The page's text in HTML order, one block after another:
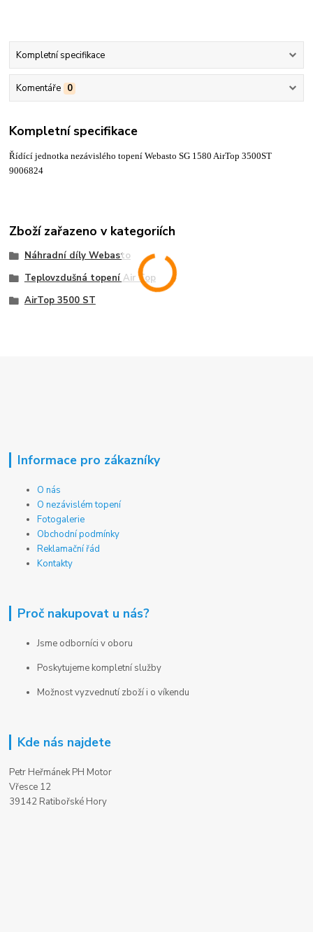
Kompletní specifikace
Komentáře 0
Kompletní specifikace
Řídící jednotka nezávislého topení Webasto SG 1580 AirTop 3500ST
9006824
Zboží zařazeno v kategoriích
Náhradní díly Webasto
Teplovzdušná topení Air Top
AirTop 3500 ST
Informace pro zákazníky
O nás
O nezávislém topení
Fotogalerie
Obchodní podmínky
Reklamační řád
Kontakty
Proč nakupovat u nás?
Jsme odborníci v oboru
Poskytujeme kompletní služby
Možnost vyzvednutí zboží i o víkendu
Kde nás najdete
Petr Heřmánek PH Motor
Vřesce 12
39142 Ratibořské Hory